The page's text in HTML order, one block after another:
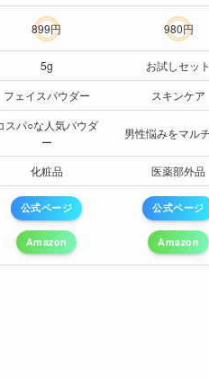
899円 980円
5g お試しセット
フェイスパウダー スキンケア
スパ○な人気パウダ
ー
男性悩みをマル
化粧品 医薬部外品
公式ページ
Amazon
公式ページ
Amazon